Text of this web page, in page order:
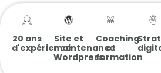
20 ans
d'expérience
Site et
maintenance
Wordpress
Coaching
et
formation